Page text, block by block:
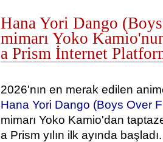
Hana Yori Dango
mimarı Yoko
a Prism İnternet
2026'nın en merak edilen
Hana Yori Dango (Boys Over
mimarı Yoko Kamio'dan
a Prism yılın ilk ayında